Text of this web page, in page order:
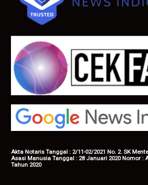
Akta Notaris Tanggal : 2/11-02/2021 No. 2. SK
Asasi Manusia Tanggal : 28 Januari 2020 Nomor :
Tahun 2020